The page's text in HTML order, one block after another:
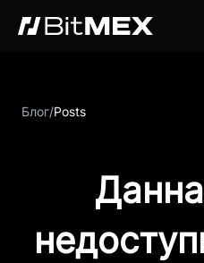
Блог/Posts